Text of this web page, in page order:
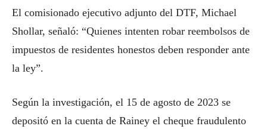
El comisionado ejecutivo adjunto del DTF, Michael
Shollar, señaló: “Quienes intenten robar reembolsos de
impuestos de residentes honestos deben responder ante
la ley”.
Según la investigación, el 15 de agosto de 2023 se
depositó en la cuenta de Rainey el cheque fraudulento